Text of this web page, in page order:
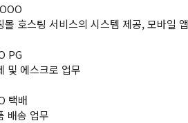
호스팅 서비스의 시스템 제공, 모바일
PG
및 에스크로 업무
택배
배송 업무